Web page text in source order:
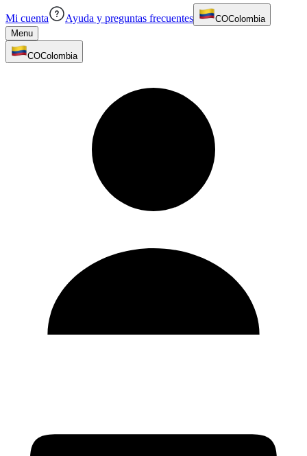
Mi cuenta Ayuda y preguntas frecuentes COColombia
Menu
COColombia